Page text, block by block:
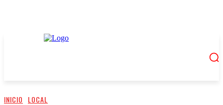
INICIO LOCAL